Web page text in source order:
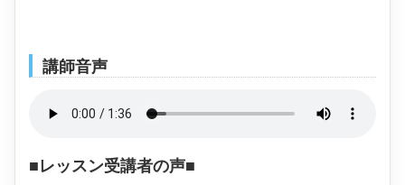
講師音声
■レッスン受講者の声■